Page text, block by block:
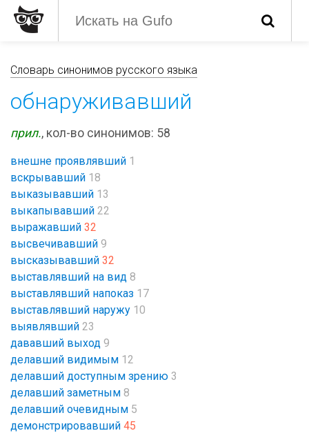
Словарь синонимов русского языка
обнаруживавший
прил., кол-во синонимов: 58
внешне проявлявший 1
вскрывавший 18
выказывавший 13
выкапывавший 22
выражавший 32
высвечивавший 9
высказывавший 32
выставлявший на вид 8
выставлявший напоказ 17
выставлявший наружу 10
выявлявший 23
дававший выход 9
делавший видимым 12
делавший доступным зрению 3
делавший заметным 8
делавший очевидным 5
демонстрировавший 45